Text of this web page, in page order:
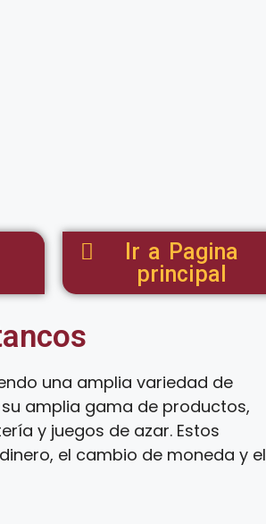
Ir a Pagina
principal
una amplia variedad de
amplia gama de productos,
y juegos de azar. Estos
el cambio de moneda y el